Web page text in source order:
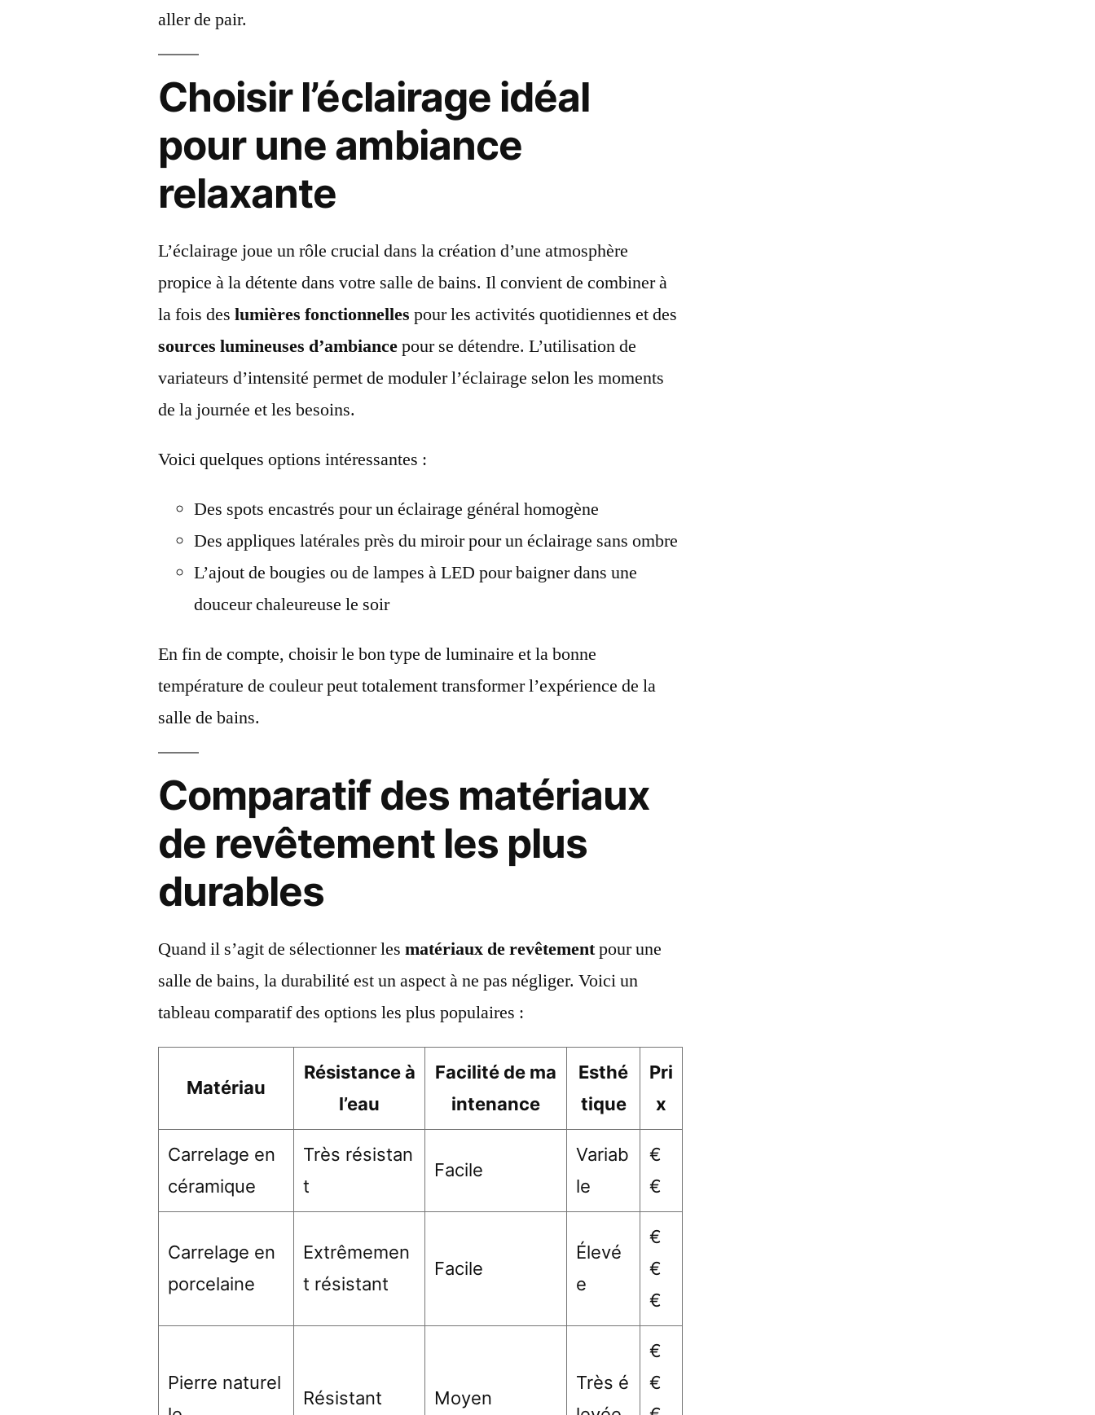
aller de pair.
Choisir l’éclairage idéal
pour une ambiance
relaxante
L’éclairage joue un rôle crucial dans la création d’une atmosphère
propice à la détente dans votre salle de bains. Il convient de combiner à
la fois deslumières fonctionnelles pour les activités quotidiennes et des
sources lumineuses d’ambiancepour se détendre. L’utilisation de
variateurs d’intensité permet de moduler l’éclairage selon les moments
de la journée et les besoins.
Voici quelques options intéressantes :
Des spots encastrés pour un éclairage général homogène
Des appliques latérales près du miroir pour un éclairage sans ombre
L’ajout de bougies ou de lampes à LED pour baigner dans une
douceur chaleureuse le soir
En fin de compte, choisir le bon type de luminaire et la bonne
température de couleur peut totalement transformer l’expérience de la
salle de bains.
Comparatif des matériaux
de revêtement les plus
durables
Quand il s’agit de sélectionner lesmatériaux de revêtementpour une
salle de bains, la durabilité est un aspect à ne pas négliger. Voici un
tableau comparatif des options les plus populaires :
Matériau
Résistance à
l’eau
Facilité de ma
intenance
Esthé
tique
Pri
x
Carrelage en
céramique
Très résistan
t
Facile
Variab
le
€
€
Carrelage en
porcelaine
Extrêmemen
t résistant
Facile
Élevé
e
€
€
€
Pierre naturel
Résistant Moyen
Très é
€
€